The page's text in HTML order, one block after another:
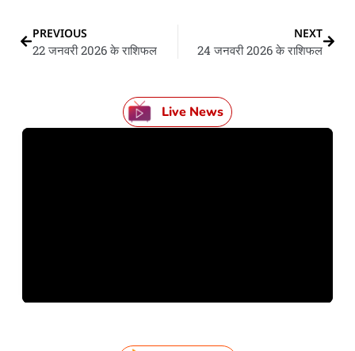
PREVIOUS
22 जनवरी 2026 के राशिफल
NEXT
24 जनवरी 2026 के राशिफल
Live News